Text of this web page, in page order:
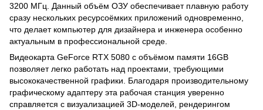
3200 МГц. Данный объём ОЗУ обеспечивает плавную работу
сразу нескольких ресурсоёмких приложений одновременно,
что делает компьютер для дизайнера и инженера особенно
актуальным в профессиональной среде.
Видеокарта GeForce RTX 5080 с объёмом памяти 16GB
позволяет легко работать над проектами, требующими
высококачественной графики. Благодаря производительному
графическому адаптеру эта рабочая станция уверенно
справляется с визуализацией 3D-моделей, рендерингом